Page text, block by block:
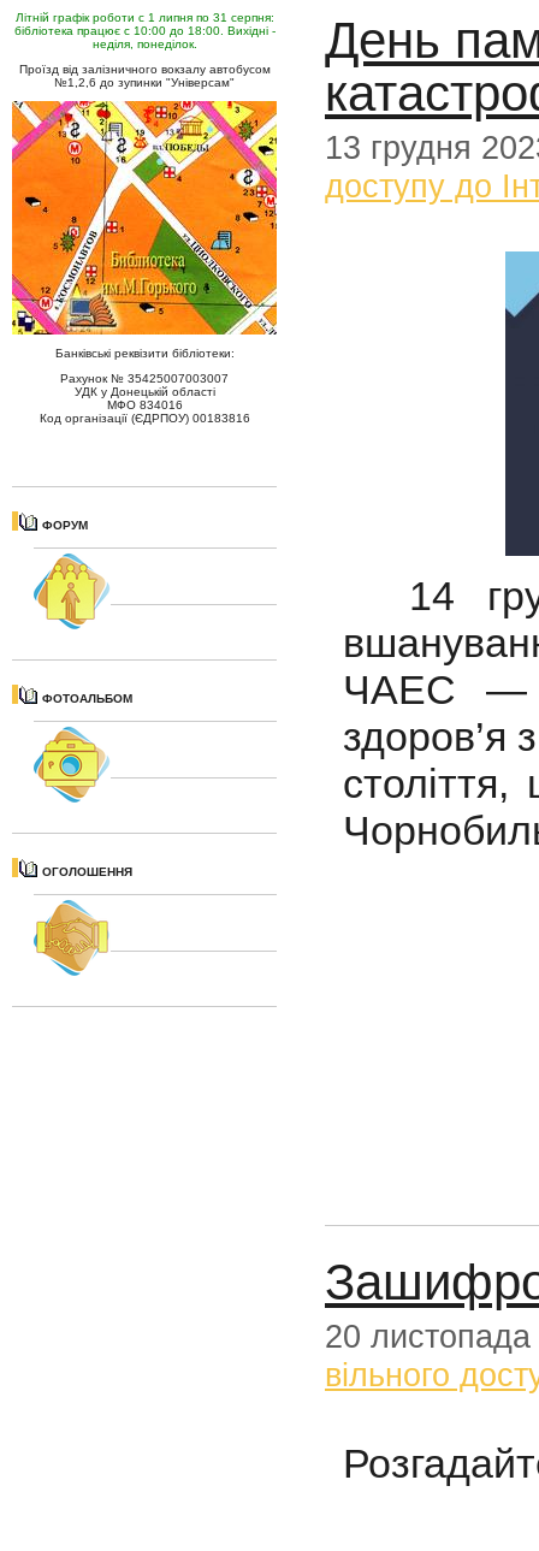
Літній графік роботи с 1 липня по 31 серпня:
бібліотека працює с 10:00 до 18:00. Вихідні -
неділя, понеділок.
Проїзд від залізничного вокзалу автобусом
№1,2,6 до зупинки "Універсам"
Банківські реквізити бібліотеки:
Рахунок № 35425007003007
УДК у Донецькій області
МФО 834016
Код організації (ЄДРПОУ) 00183816
ФОРУМ
ФОТОАЛЬБОМ
ОГОЛОШЕННЯ
День
13 грудня
доступу до
14
ЧАЕС —
здоров’я
20
вільного